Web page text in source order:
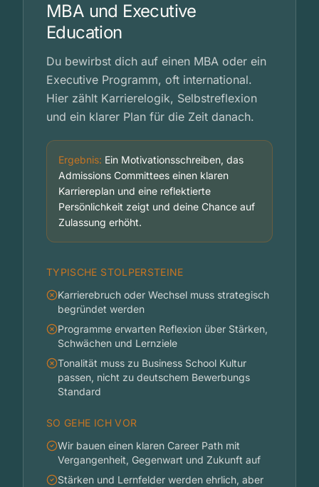
MBA und Executive
Education
Du bewirbst dich auf einen MBA oder ein
Executive Programm, oft international.
Hier zählt Karrierelogik, Selbstreflexion
und ein klarer Plan für die Zeit danach.
Ergebnis: Ein Motivationsschreiben, das
Admissions Committees einen klaren
Karriereplan und eine reflektierte
Persönlichkeit zeigt und deine Chance auf
Zulassung erhöht.
TYPISCHE STOLPERSTEINE
Karrierebruch oder Wechsel muss strategisch
begründet werden
Programme erwarten Reflexion über Stärken,
Schwächen und Lernziele
Tonalität muss zu Business School Kultur
passen, nicht zu deutschem Bewerbungs
Standard
SO GEHE ICH VOR
Wir bauen einen klaren Career Path mit
Vergangenheit, Gegenwart und Zukunft auf
Stärken und Lernfelder werden ehrlich, aber